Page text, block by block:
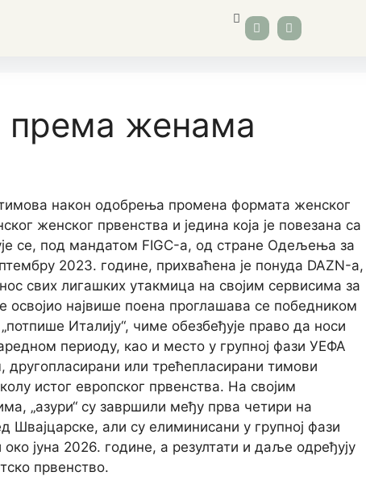
према женама
тимова након одобрења промена формата женског
женског првенства и једина која је повезана са
се, под мандатом FIGC-а, од стране Одељења за
2023. године, прихваћена је понуда DAZN-а,
свих лигашких утакмица на својим сервисима за
освојио највише поена проглашава се победником
Италију“, чиме обезбеђује право да носи
периоду, као и место у групној фази УЕФА
или трећепласирани тимови
истог европског првенства. На својим
„азури“ су завршили међу прва четири на
Швајцарске, али су елиминисани у групној фази
јуна 2026. године, а резултати и даље одређују
првенство.